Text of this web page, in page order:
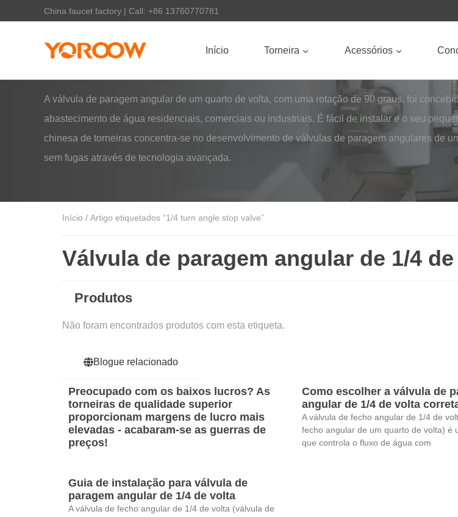
China faucet factory | Call: +86 13760770781
Início Torneira Acessórios
A válvula de paragem angular de um quarto de volta, com uma rotação de 90 graus, foi
abastecimento de água residenciais, comerciais ou industriais. É fácil de instalar e o seu
chinesa de torneiras concentra-se no desenvolvimento de válvulas de paragem angulares de
sem fugas através de tecnologia avançada.
Início / Artigo etiquetados “1/4 turn angle stop valve”
Válvula de paragem angular de 1/4
Produtos
Não foram encontrados produtos com esta etiqueta.
Blogue relacionado
Preocupado com os baixos lucros? As
torneiras de qualidade superior
proporcionam margens de lucro mais
elevadas - acabaram-se as guerras de
preços!
Como escolher a válvula de
angular de 1/4 de volta
A válvula de fecho angular de 1/4 de
fecho angular de um quarto de volta) é
que controla o fluxo de água com
Guia de instalação para válvula de
paragem angular de 1/4 de volta
A válvula de fecho angular de 1/4 de volta (válvula de